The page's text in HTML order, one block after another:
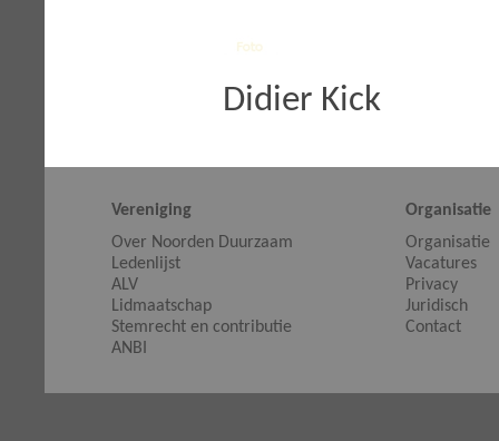
Didier Kick
Vereniging
Over Noorden Duurzaam
Ledenlijst
ALV
Lidmaatschap
Stemrecht en contributie
ANBI
Organisatie
Organisatie
Vacatures
Privacy
Juridisch
Contact